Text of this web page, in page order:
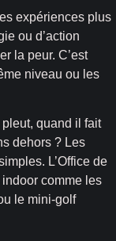
expériences plus
ou d’action
la peur. C’est
niveau ou les
quand il fait
dehors ? Les
L’Office de
comme les
le mini-golf